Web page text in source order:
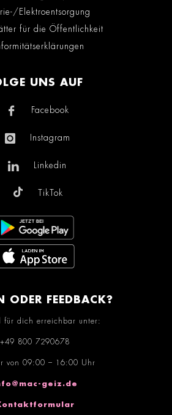
Elektroentsorgung
für die Öffentlichkeit
UNS AUF
Facebook
Instagram
Linkedin
TikTok
ODER FEEDBACK?
für dich erreichbar unter:
+49 800 7290678
von 09:00 – 16:00 Uhr
geiz.de